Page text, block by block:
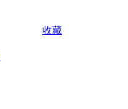
收藏